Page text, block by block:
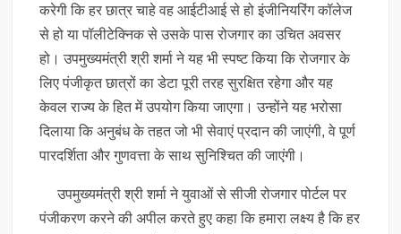
करेगी कि हर छात्र चाहे वह आईटीआई से हो इंजीनियरिंग कॉलेज
से हो या पॉलीटेक्निक से उसके पास रोजगार का उचित अवसर
हो। उपमुख्यमंत्री श्री शर्मा ने यह भी स्पष्ट किया कि रोजगार के
लिए पंजीकृत छात्रों का डेटा पूरी तरह सुरक्षित रहेगा और यह
केवल राज्य के हित में उपयोग किया जाएगा। उन्होंने यह भरोसा
दिलाया कि अनुबंध के तहत जो भी सेवाएं प्रदान की जाएंगी, वे पूर्ण
पारदर्शिता और गुणवत्ता के साथ सुनिश्चित की जाएंगी।
उपमुख्यमंत्री श्री शर्मा ने युवाओं से सीजी रोजगार पोर्टल पर
पंजीकरण करने की अपील करते हुए कहा कि हमारा लक्ष्य है कि हर